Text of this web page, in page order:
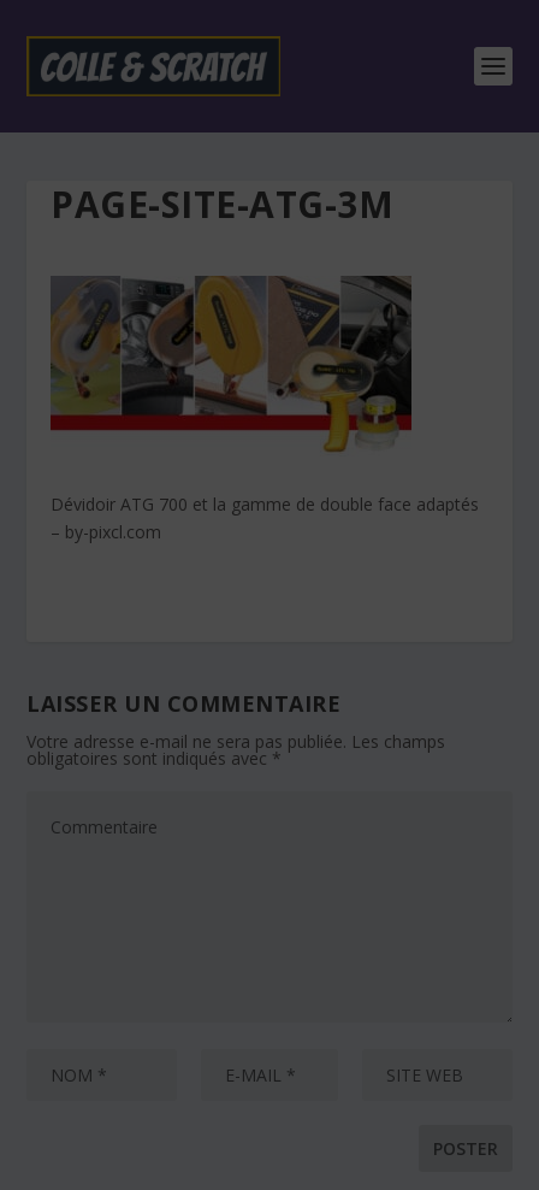
PAGE-SITE-ATG-3M
Dévidoir ATG 700 et la gamme de double face adaptés
– by-pixcl.com
LAISSER UN COMMENTAIRE
Votre adresse e-mail ne sera pas publiée. Les champs
obligatoires sont indiqués avec *